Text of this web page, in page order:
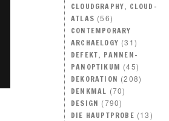
CLOUDGRAPHY, CLOUD-
ATLAS (56)
CONTEMPORARY
ARCHAELOGY (31)
DEFEKT, PANNEN-
PANOPTIKUM (45)
DEKORATION (208)
DENKMAL (70)
DESIGN (790)
DIE HAUPTPROBE (13)